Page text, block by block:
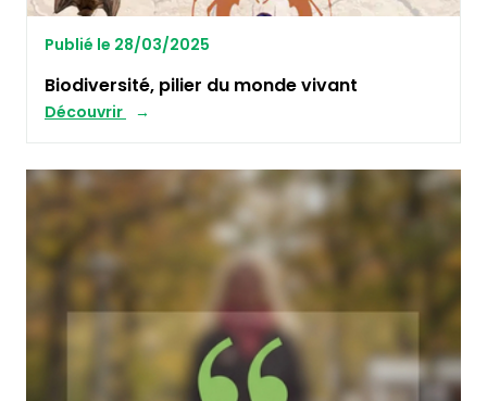
Publié le 28/03/2025
Biodiversité, pilier du monde vivant
Découvrir